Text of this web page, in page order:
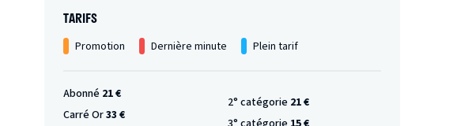
TARIFS
Promotion Dernière minute Plein tarif
Abonné 21 €
Carré Or33 €
2° catégorie 21 €